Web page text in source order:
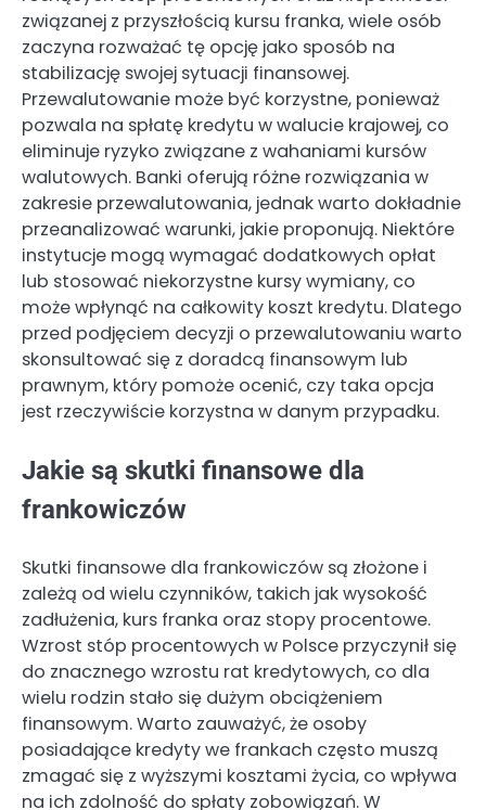
związanej z przyszłością kursu franka, wiele osób
zaczyna rozważać tę opcję jako sposób na
stabilizację swojej sytuacji finansowej.
Przewalutowanie może być korzystne, ponieważ
pozwala na spłatę kredytu w walucie krajowej, co
eliminuje ryzyko związane z wahaniami kursów
walutowych. Banki oferują różne rozwiązania w
zakresie przewalutowania, jednak warto dokładnie
przeanalizować warunki, jakie proponują. Niektóre
instytucje mogą wymagać dodatkowych opłat
lub stosować niekorzystne kursy wymiany, co
może wpłynąć na całkowity koszt kredytu. Dlatego
przed podjęciem decyzji o przewalutowaniu warto
skonsultować się z doradcą finansowym lub
prawnym, który pomoże ocenić, czy taka opcja
jest rzeczywiście korzystna w danym przypadku.
Jakie są skutki finansowe dla
frankowiczów
Skutki finansowe dla frankowiczów są złożone i
zależą od wielu czynników, takich jak wysokość
zadłużenia, kurs franka oraz stopy procentowe.
Wzrost stóp procentowych w Polsce przyczynił się
do znacznego wzrostu rat kredytowych, co dla
wielu rodzin stało się dużym obciążeniem
finansowym. Warto zauważyć, że osoby
posiadające kredyty we frankach często muszą
zmagać się z wyższymi kosztami życia, co wpływa
na ich zdolność do spłaty zobowiązań. W